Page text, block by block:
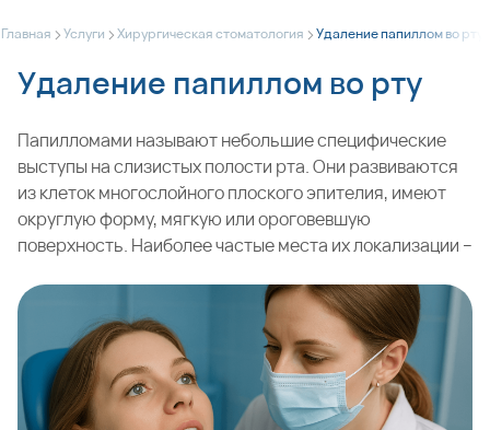
Главная >Услуги >Хирургическая стоматология >Удаление папиллом во рту
Удаление папиллом во рту
Папилломами называют небольшие специфические
выступы на слизистых полости рта. Они развиваются
из клеток многослойного плоского эпителия, имеют
округлую форму, мягкую или ороговевшую
поверхность. Наиболее частые места их локализации –
десны. Такая операция, как удаление папиллом во рту,
проводится стоматологами. В частности, врачи наших
клиник в Москве всегда готовы избавить пациента от
единичных и множественных разрастаний этого вида,
которые без лечения могут причинять эстетический и